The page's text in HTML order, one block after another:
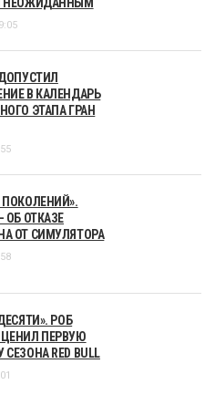
В КАЛЕНДАРЬ
ЭТАПА ГРАН
ОБ ОТКАЗЕ
ОТ СИМУЛЯТОРА
РОБ
ПЕРВУЮ
RED BULL